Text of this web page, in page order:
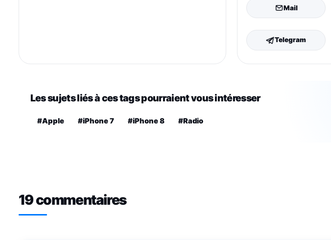
Mail
Telegram
Les sujets liés à ces tags pourraient vous intéresser
#Apple #iPhone 7 #iPhone 8 #Radio
19 commentaires